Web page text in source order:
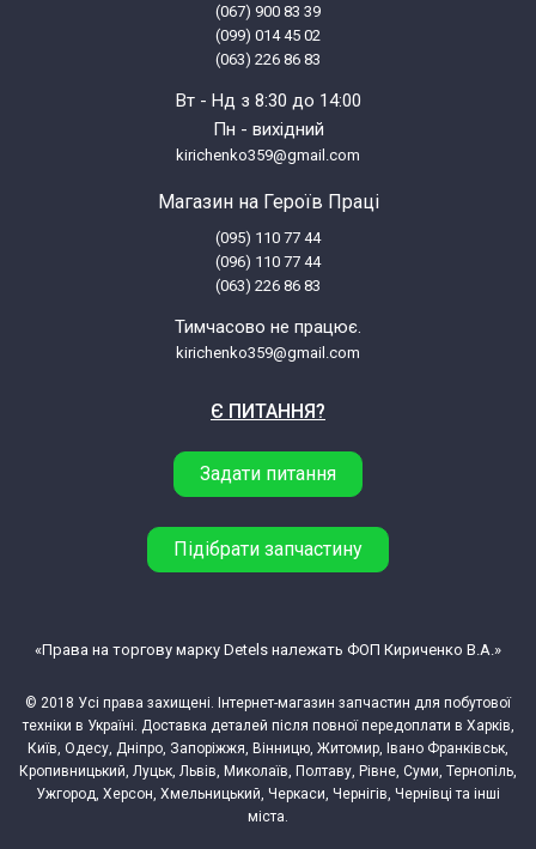
(067) 900 83 39
(099) 014 45 02
(063) 226 86 83
Вт - Нд з 8:30 до 14:00
Пн - вихідний
kirichenko359@gmail.com
Магазин на Героїв Праці
(095) 110 77 44
(096) 110 77 44
(063) 226 86 83
Тимчасово не працює.
kirichenko359@gmail.com
Є ПИТАННЯ?
Задати питання
Підібрати запчастину
© 2018 Усі права захищені. Інтернет-магазин запчастин для побутової
техніки в Україні. Доставка деталей після повної передоплати в Харків,
Київ, Одесу, Дніпро, Запоріжжя, Вінницю, Житомир, Івано Франківськ,
Кропивницький, Луцьк, Львів, Миколаїв, Полтаву, Рівне, Суми, Тернопіль,
Ужгород, Херсон, Хмельницький, Черкаси, Чернігів, Чернівці та інші
міста.
«Права на торгову марку Detels належать ФОП Кириченко В.А.»